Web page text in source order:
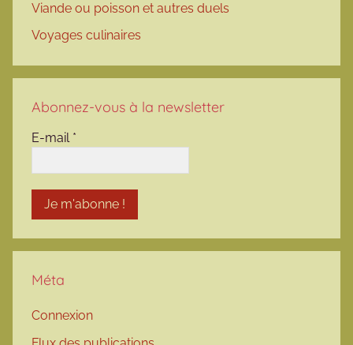
Viande ou poisson et autres duels
Voyages culinaires
Abonnez-vous à la newsletter
E-mail *
Méta
Connexion